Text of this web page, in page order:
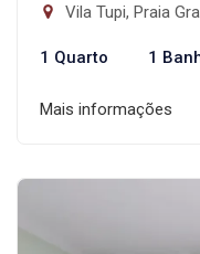
Vila Tupi, Praia
1 Quarto 1
Mais informações